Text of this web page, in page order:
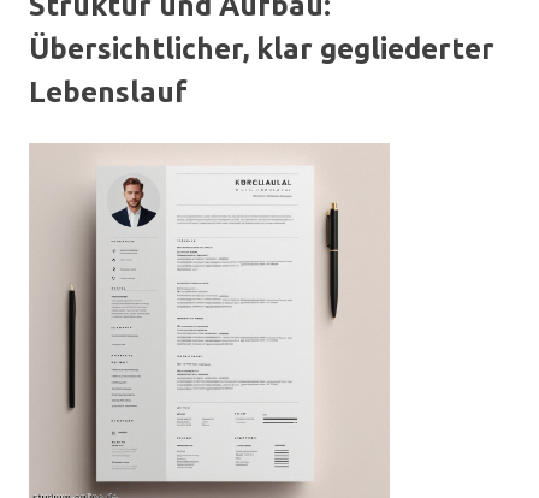
Übersichtlicher, klar gegliederter
Lebenslauf